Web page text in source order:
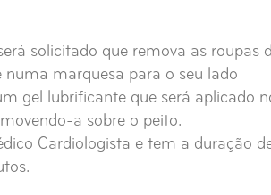
solicitado que remova as roupas
marquesa para o seu lado
gel lubrificante que será aplicado
a sobre o peito.
Cardiologista e tem a duração